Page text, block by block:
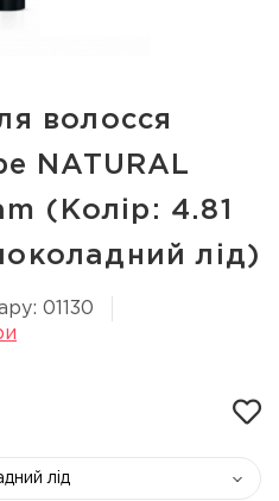
волосся
NATURAL
(Колір: 4.81
лід)
01130
лід